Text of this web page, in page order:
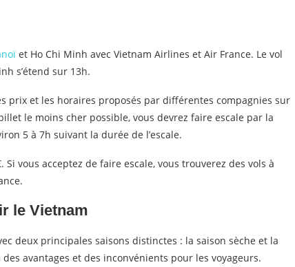
et Ho Chi Minh avec Vietnam Airlines et Air France. Le vol
s’étend sur 13h.
prix et les horaires proposés par différentes compagnies sur
le moins cher possible, vous devrez faire escale par la
5 à 7h suivant la durée de l’escale.
vous acceptez de faire escale, vous trouverez des vols à
le Vietnam
deux principales saisons distinctes : la saison sèche et la
avantages et des inconvénients pour les voyageurs.